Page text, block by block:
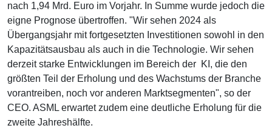
nach 1,94 Mrd. Euro im Vorjahr. In Summe wurde jedoch die
eigne Prognose übertroffen. "Wir sehen 2024 als
Übergangsjahr mit fortgesetzten Investitionen sowohl in den
Kapazitätsausbau als auch in die Technologie. Wir sehen
derzeit starke Entwicklungen im Bereich der KI, die den
größten Teil der Erholung und des Wachstums der Branche
vorantreiben, noch vor anderen Marktsegmenten", so der
CEO. ASML erwartet zudem eine deutliche Erholung für die
zweite Jahreshälfte.